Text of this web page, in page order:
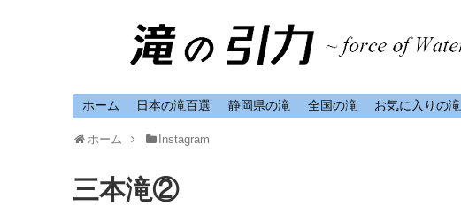
ホーム 日本の滝百選 静岡県の滝 全国の滝 お気に入りの滝
ホーム Instagram
三本滝②